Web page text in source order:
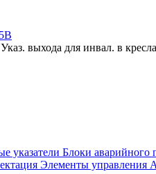
выхода для инвал. в
указатели Блоки аварийного
Элементы управления